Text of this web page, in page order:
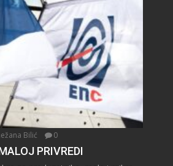
Bilić 0
PRIVREDI